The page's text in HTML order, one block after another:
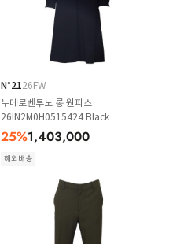
N°2126FW
누메로벤투노 롱 원피스
26IN2M0H0515424 Black
25%1,403,000
해외배송